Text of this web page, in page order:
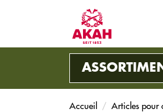
Accueil Articles pour